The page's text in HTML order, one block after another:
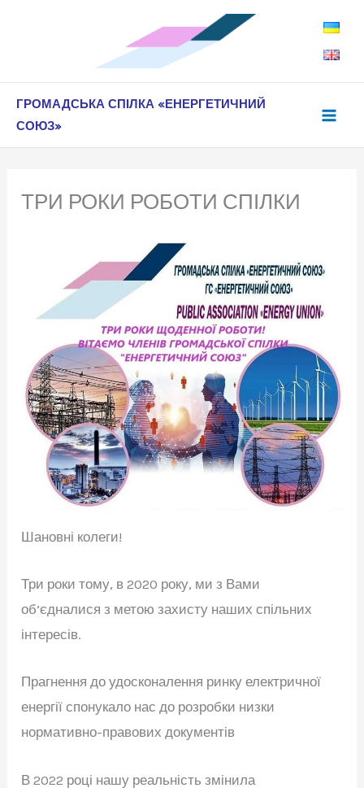
ГРОМАДСЬКА СПІЛКА «ЕНЕРГЕТИЧНИЙ
СОЮЗ»
ТРИ РОКИ РОБОТИ СПІЛКИ
Шановні колеги!
Три роки тому, в 2020 року, ми з Вами
об’єдналися з метою захисту наших спільних
інтересів.
Прагнення до удосконалення ринку електричної
енергії спонукало нас до розробки низки
нормативно-правових документів
В 2022 році нашу реальність змінила